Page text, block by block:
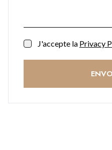
jusqu'à bien après la remise
accompagnons à chaque
Laissez-nous être votre
J'accepte la Privacy